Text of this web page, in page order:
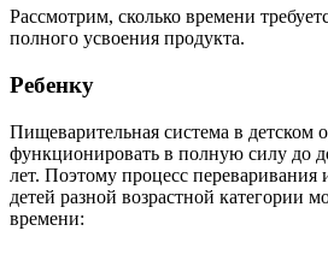
Рассмотрим, сколько времени
полного усвоения продукта.
Ребенку
Пищеварительная система в детском
функционировать в полную силу до
лет. Поэтому процесс переваривания
детей разной возрастной категории
времени: